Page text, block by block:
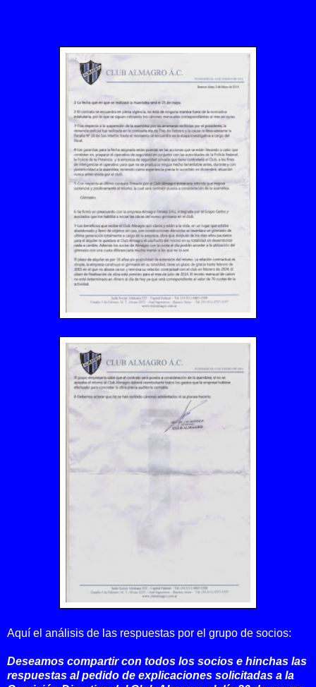
Aquí el análisis de las respuestas por el grupo de socios:
Deseamos compartir con todos los socios e hinchas las
respuestas al pedido de explicaciones solicitadas a la